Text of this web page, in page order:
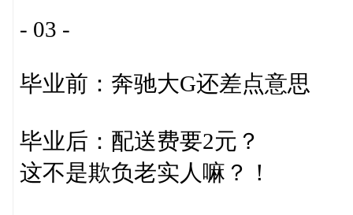
- 03 -
毕业前：奔驰大G还差点意思
毕业后：配送费要2元？
这不是欺负老实人嘛？！